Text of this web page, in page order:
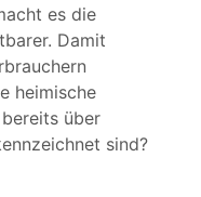
es die
Damit
heimische
über
sind?